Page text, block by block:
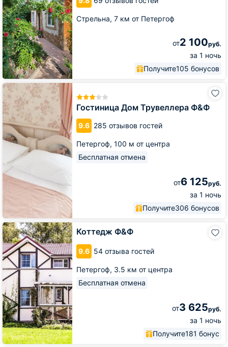
Стрельна, 7 км от Петергоф
от2 100руб.
за 1 ночь
Получите105 бонусов
Гостиница Дом Трувеллера Ф&Ф
9.6 285 отзывов гостей
Петергоф, 100 м от центра
Бесплатная отмена
от6 125руб.
за 1 ночь
Получите306 бонусов
Гостиница
Дом
Трувеллера
Ф&Ф
Коттедж Ф&Ф
9.6 54 отзыва гостей
Петергоф, 3.5 км от центра
Бесплатная отмена
от3 625руб.
за 1 ночь
Получите181 бонус
Коттедж
Ф&Ф